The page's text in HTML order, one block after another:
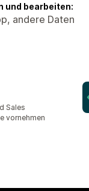
und bearbeiten:
andere Daten
Sales
vornehmen